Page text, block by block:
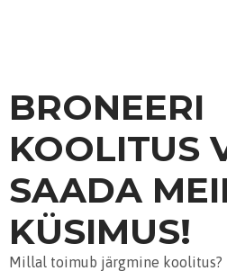
BRONEERI
KOOLITUS
SAADA
KÜSIMUS!
Millal toimub järgmine koolitus?